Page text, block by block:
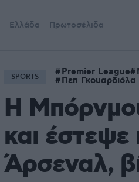
Ελλάδα Πρωτοσέλιδα
SPORTS Premier League
Πεπ Γκουαρδιόλα
Η
και
Άρσεναλ,